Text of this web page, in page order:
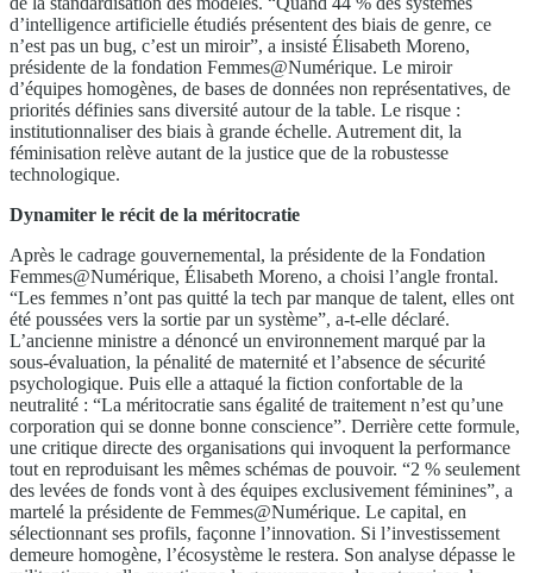
d’intelligence artificielle étudiés présentent des biais de genre, ce
n’est pas un bug, c’est un miroir”, a insisté Élisabeth Moreno,
présidente de la fondation Femmes@Numérique. Le miroir
d’équipes homogènes, de bases de données non représentatives, de
priorités définies sans diversité autour de la table. Le risque :
institutionnaliser des biais à grande échelle. Autrement dit, la
féminisation relève autant de la justice que de la robustesse
technologique.
Dynamiter le récit de la méritocratie
Après le cadrage gouvernemental, la présidente de la Fondation
Femmes@Numérique, Élisabeth Moreno, a choisi l’angle frontal.
“Les femmes n’ont pas quitté la tech par manque de talent, elles ont
été poussées vers la sortie par un système”, a-t-elle déclaré.
L’ancienne ministre a dénoncé un environnement marqué par la
sous-évaluation, la pénalité de maternité et l’absence de sécurité
psychologique. Puis elle a attaqué la fiction confortable de la
neutralité : “La méritocratie sans égalité de traitement n’est qu’une
corporation qui se donne bonne conscience”. Derrière cette formule,
une critique directe des organisations qui invoquent la performance
tout en reproduisant les mêmes schémas de pouvoir. “2 % seulement
des levées de fonds vont à des équipes exclusivement féminines”, a
martelé la présidente de Femmes@Numérique. Le capital, en
sélectionnant ses profils, façonne l’innovation. Si l’investissement
demeure homogène, l’écosystème le restera. Son analyse dépasse le